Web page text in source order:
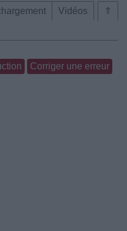
⇑
Vidéos
Corriger une erreur